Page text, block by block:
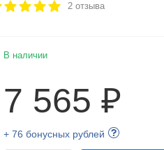
2 отзыва
В наличии
7 565 ₽
+ 76 бонусных рублей